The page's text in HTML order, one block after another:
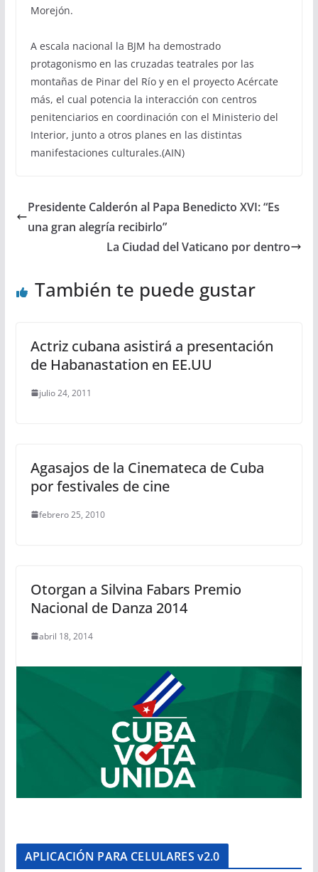
Morejón.
A escala nacional la BJM ha demostrado
protagonismo en las cruzadas teatrales por las
montañas de Pinar del Río y en el proyecto Acércate
más, el cual potencia la interacción con centros
penitenciarios en coordinación con el Ministerio del
Interior, junto a otros planes en las distintas
manifestaciones culturales.(AIN)
Presidente Calderón al Papa Benedicto XVI: “Es
una gran alegría recibirlo”
La Ciudad del Vaticano por dentro
También te puede gustar
Actriz cubana asistirá a presentación
de Habanastation en EE.UU
julio 24, 2011
Agasajos de la Cinemateca de Cuba
por festivales de cine
febrero 25, 2010
Otorgan a Silvina Fabars Premio
Nacional de Danza 2014
abril 18, 2014
APLICACIÓN PARA CELULARES v2.0